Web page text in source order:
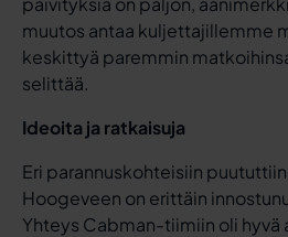
muutos antaa kuljettajillemme
keskittyä paremmin
selittää.
Ideoita ja ratkaisuja
Eri parannuskohteisiin
Hoogeveen on erittäin
Yhteys Cabman-tiimiin oli hyvä